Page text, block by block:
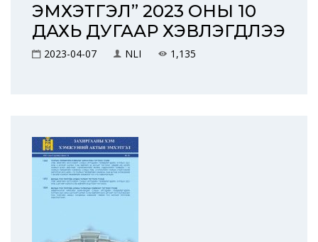
ЭМХЭТГЭЛ” 2023 ОНЫ 10
ДАХЬ ДУГААР ХЭВЛЭГДЛЭЭ
2023-04-07 NLI 1,135